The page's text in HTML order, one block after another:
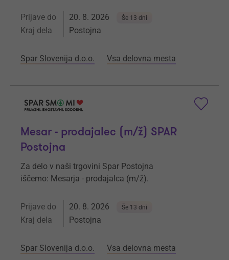
Prijave do 20. 8. 2026 Še 13 dni
Kraj dela Postojna
Spar Slovenija d.o.o. Vsa delovna mesta
Mesar - prodajalec (m/ž) SPAR
Postojna
Za delo v naši trgovini Spar Postojna
iščemo: Mesarja - prodajalca (m/ž).
Prijave do 20. 8. 2026 Še 13 dni
Kraj dela Postojna
Spar Slovenija d.o.o. Vsa delovna mesta